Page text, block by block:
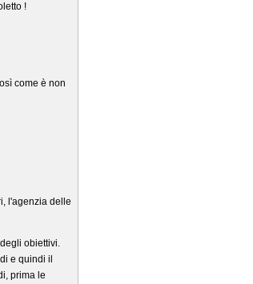
!
come è non
l'agenzia delle
obiettivi.
e quindi il
prima le